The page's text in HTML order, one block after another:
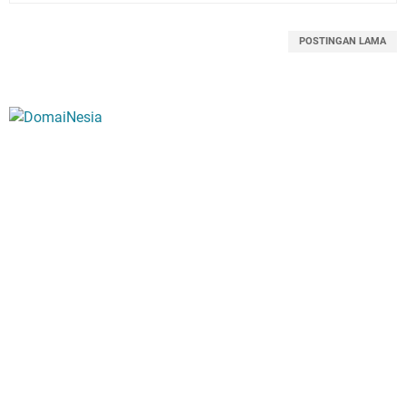
POSTINGAN LAMA